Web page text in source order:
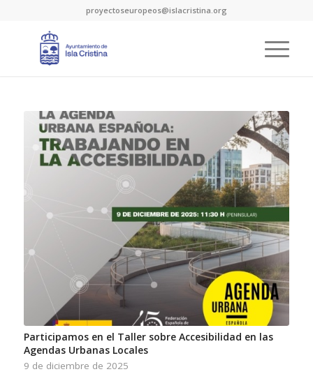
proyectoseuropeos@islacristina.org
Participamos en el Taller sobre Accesibilidad en las
Agendas Urbanas Locales
9 de diciembre de 2025